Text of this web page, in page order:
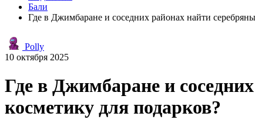
Бали
Где в Джимбаране и соседних районах найти
Polly
10 октября 2025
Где в Джимбаране и
косметику для подарков?